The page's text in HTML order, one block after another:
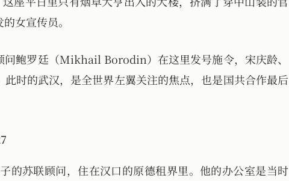
女宣传员。
问鲍罗廷（Mikhail Borodin）在这里发号施令，宋庆龄、
时的武汉，是全世界左翼关注的焦点，也是国共合作最后
的苏联顾问，住在汉口的原德租界里。他的办公室是当时